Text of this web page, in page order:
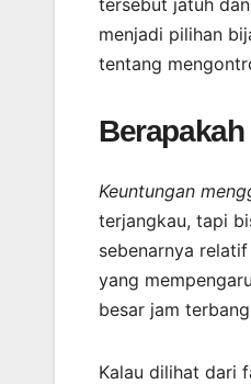
tersebut jatuh
menjadi pilihan
tentang
Keuntungan
terjangkau, tapi
sebenarnya
yang
besar jam
Kalau dilihat dari